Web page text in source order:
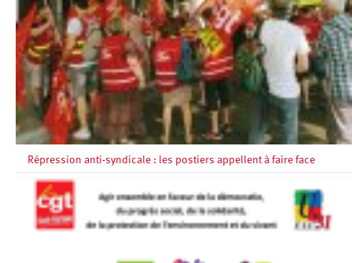
Répression anti-syndicale : les postiers appellent à faire face